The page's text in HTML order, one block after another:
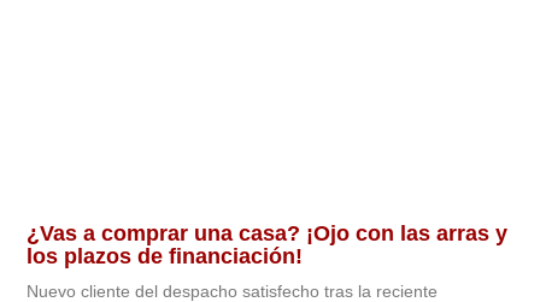
¿Vas a comprar una casa? ¡Ojo con las arras y
los plazos de financiación!
Nuevo cliente del despacho satisfecho tras la reciente